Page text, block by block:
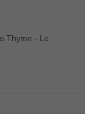
Thyme - Le